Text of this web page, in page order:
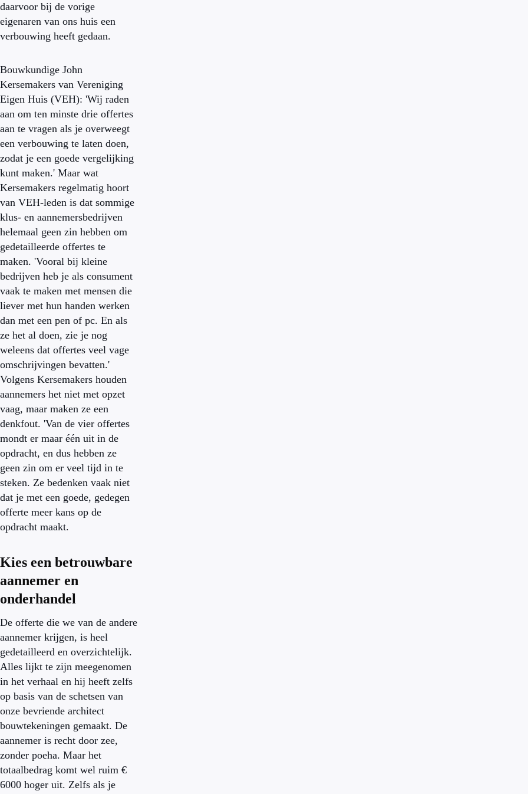
daarvoor bij de vorige
eigenaren van ons huis een
verbouwing heeft gedaan.
Bouwkundige John
Kersemakers van Vereniging
Eigen Huis (VEH): 'Wij raden
aan om ten minste drie offertes
aan te vragen als je overweegt
een verbouwing te laten doen,
zodat je een goede vergelijking
kunt maken.' Maar wat
Kersemakers regelmatig hoort
van VEH-leden is dat sommige
klus- en aannemersbedrijven
helemaal geen zin hebben om
gedetailleerde offertes te
maken. 'Vooral bij kleine
bedrijven heb je als consument
vaak te maken met mensen die
liever met hun handen werken
dan met een pen of pc. En als
ze het al doen, zie je nog
weleens dat offertes veel vage
omschrijvingen bevatten.'
Volgens Kersemakers houden
aannemers het niet met opzet
vaag, maar maken ze een
denkfout. 'Van de vier offertes
mondt er maar één uit in de
opdracht, en dus hebben ze
geen zin om er veel tijd in te
steken. Ze bedenken vaak niet
dat je met een goede, gedegen
offerte meer kans op de
opdracht maakt.
Kies een betrouwbare
aannemer en
onderhandel
De offerte die we van de andere
aannemer krijgen, is heel
gedetailleerd en overzichtelijk.
Alles lijkt te zijn meegenomen
in het verhaal en hij heeft zelfs
op basis van de schetsen van
onze bevriende architect
bouwtekeningen gemaakt. De
aannemer is recht door zee,
zonder poeha. Maar het
totaalbedrag komt wel ruim €
6000 hoger uit. Zelfs als je